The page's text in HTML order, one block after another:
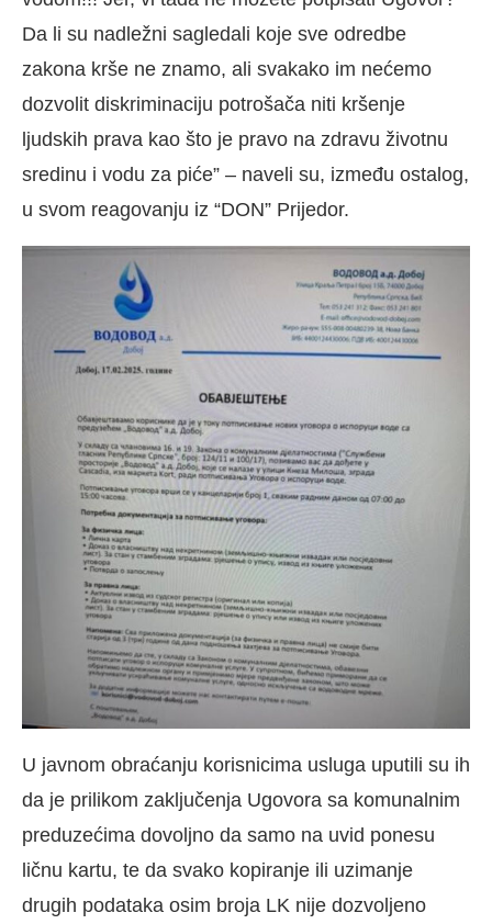
Da li su nadležni sagledali koje sve odredbe
zakona krše ne znamo, ali svakako im nećemo
dozvolit diskriminaciju potrošača niti kršenje
ljudskih prava kao što je pravo na zdravu životnu
sredinu i vodu za piće” – naveli su, između ostalog,
u svom reagovanju iz “DON” Prijedor.
U javnom obraćanju korisnicima usluga uputili su ih
da je prilikom zaključenja Ugovora sa komunalnim
preduzećima dovoljno da samo na uvid ponesu
ličnu kartu, te da svako kopiranje ili uzimanje
drugih podataka osim broja LK nije dozvoljeno